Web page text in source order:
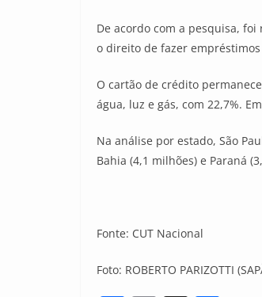
De acordo com a pesquisa,
o direito de fazer
O cartão de crédito
água, luz e gás, com 22,7%.
Na análise por estado, São
Bahia (4,1 milhões) e Paraná
Fonte: CUT Nacional
Foto: ROBERTO PARIZOTTI